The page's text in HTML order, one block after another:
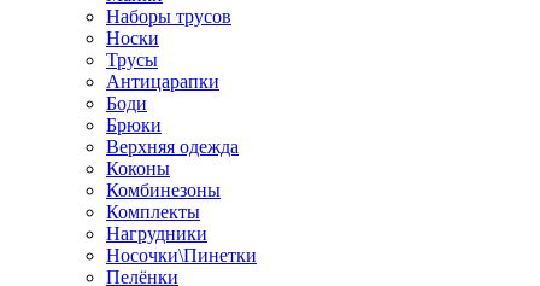
Наборы трусов
Носки
Трусы
Антицарапки
Боди
Брюки
Верхняя одежда
Коконы
Комбинезоны
Комплекты
Нагрудники
Носочки\Пинетки
Пелёнки